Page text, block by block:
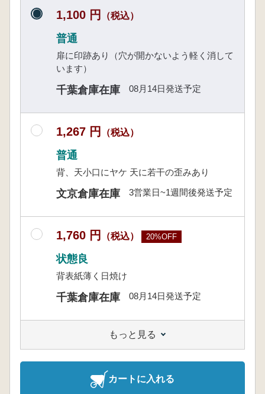
1,100 円 （税込）
普通
扉に印跡あり（穴が開かないよう軽く消して
います）
千葉倉庫在庫 08月14日発送予定
1,267 円 （税込）
普通
背、天小口にヤケ 天に若干の歪みあり
文京倉庫在庫 3営業日~1週間後発送予定
1,760 円 （税込） 20%OFF
状態良
背表紙薄く日焼け
千葉倉庫在庫 08月14日発送予定
もっと見る
カートに入れる